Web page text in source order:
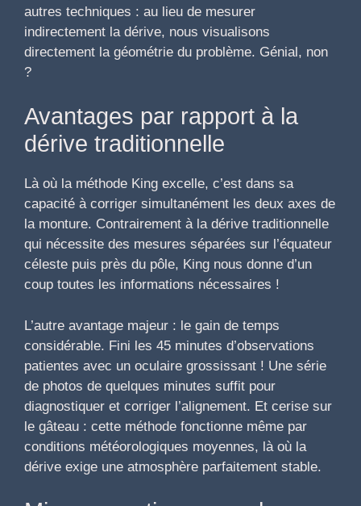
autres techniques : au lieu de mesurer
indirectement la dérive, nous visualisons
directement la géométrie du problème. Génial, non
?
Avantages par rapport à la
dérive traditionnelle
Là où la méthode King excelle, c’est dans sa
capacité à corriger simultanément les deux axes de
la monture. Contrairement à la dérive traditionnelle
qui nécessite des mesures séparées sur l’équateur
céleste puis près du pôle, King nous donne d’un
coup toutes les informations nécessaires !
L’autre avantage majeur : le gain de temps
considérable. Fini les 45 minutes d’observations
patientes avec un oculaire grossissant ! Une série
de photos de quelques minutes suffit pour
diagnostiquer et corriger l’alignement. Et cerise sur
le gâteau : cette méthode fonctionne même par
conditions météorologiques moyennes, là où la
dérive exige une atmosphère parfaitement stable.